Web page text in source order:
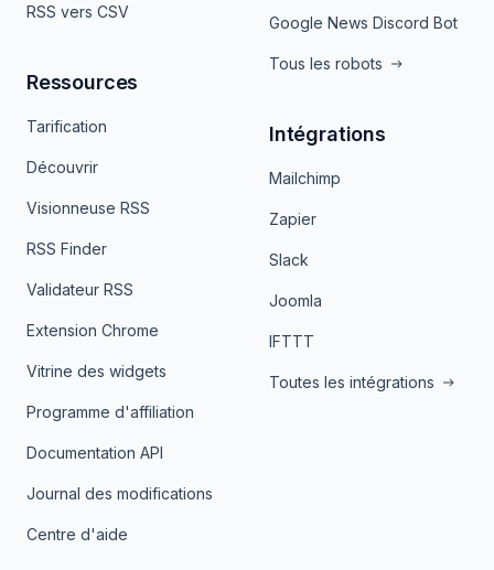
RSS vers CSV
Ressources
Tarification
Découvrir
Visionneuse RSS
RSS Finder
Validateur RSS
Extension Chrome
Vitrine des widgets
Programme d'affiliation
Documentation API
Journal des modifications
Centre d'aide
Google News Discord Bot
Tous les robots
Intégrations
Mailchimp
Zapier
Slack
Joomla
IFTTT
Toutes les intégrations